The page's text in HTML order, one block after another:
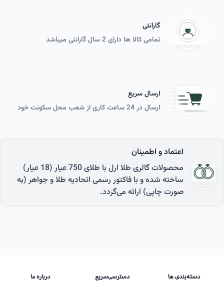
گارانتی
تمامی کالا ها دارای 2 سال گارانتی می­باشد
ارسال سریع
ارسال در 24 ساعت کاری از شعب محل سکونت خود
اعتماد و اطمینان
محصولات گالری طلا ارل با طلای 750 عیار (18 عیار)
ساخته شده و با فاکتور رسمی اتحادیه طلا و جواهر (به
صورت چاپی) ارائه می‌گردد.
دسته‌بندی ها دسترسی‌سریع درباره ما